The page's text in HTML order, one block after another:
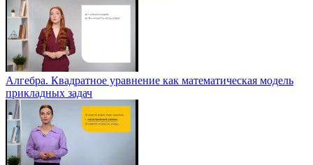
Алгебра. Квадратное уравнение как математическая модель
прикладных задач